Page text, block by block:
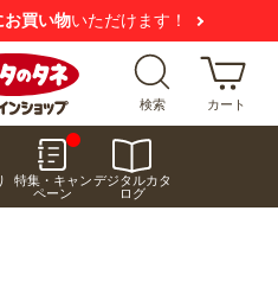
お買い物いただけます！
検索 カート
特集・キャン
ペーン
デジタルカタ
ログ